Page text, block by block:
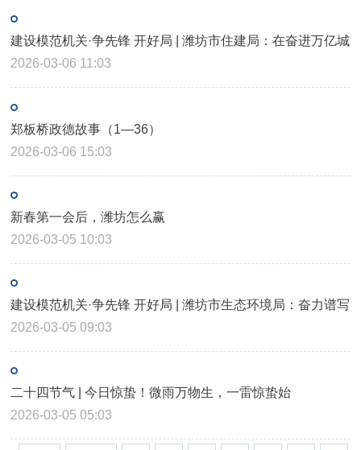
建设模范机关·争先锋 开好局 | 潍坊市住建局：在奋进万亿城
2026-03-06 11:03
郑板桥政德故事（1—36）
2026-03-06 15:03
新春第一会后，潍坊怎么赢
2026-03-05 10:03
建设模范机关·争先锋 开好局 | 潍坊市生态环境局：奋力谱写
2026-03-05 09:03
二十四节气 | 今日惊蛰！微雨万物生，一雷惊蛰始
2026-03-05 05:03